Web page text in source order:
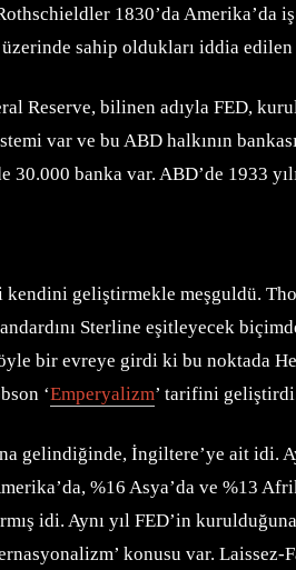
1830’da Amerika’da
sahip oldukları iddia
Reserve, bilinen adıyla FED,
var ve bu ABD halkının
30.000 banka var. ABD’de 1933
kendini geliştirmekle meşguldü.
Sterline eşitleyecek
bir evreye girdi ki bu noktada
‘Emperyalizm’ tarifini
gelindiğinde, İngiltere’ye ait idi.
%16 Asya’da ve %13
idi. Aynı yıl FED’in
konusu var.